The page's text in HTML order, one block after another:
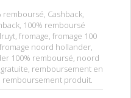
remboursé Cashback
100% remboursé
fromage fromage 100
fromage noord hollander
100% remboursé noord
remboursement en
remboursement produit